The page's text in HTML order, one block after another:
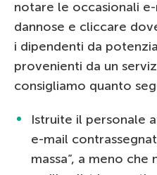
notare le occasionali
dannose e cliccare
i dipendenti da
provenienti da un
consigliamo quanto
Istruite il personale
e-mail
massa”, a meno che